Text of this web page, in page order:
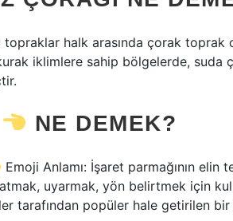
topraklar halk arasında çorak
iklimlere sahip bölgelerde, suda
NE DEMEK?
Emoji Anlamı: İşaret parmağının
uyarmak, yön belirtmek için
tarafından popüler hale getirilen